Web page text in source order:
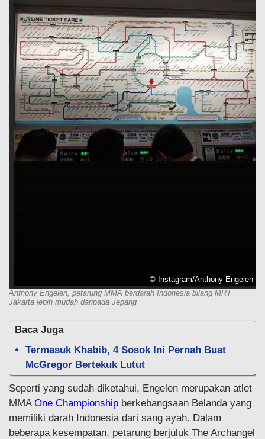
© Instagram/Anthony Engelen
Anthony Engelen, petarung MMA berdarah Indonesia bilang MRT
Jakarta lebih mudah daripada Jepang
Baca Juga
Termasuk Khabib, 4 Sosok Ini Pernah Buat
McGregor Bertekuk Lutut
Seperti yang sudah diketahui, Engelen merupakan atlet
MMAOne Championship berkebangsaan Belanda yang
memiliki darah Indonesia dari sang ayah. Dalam
beberapa kesempatan, petarung berjuluk The Archangel